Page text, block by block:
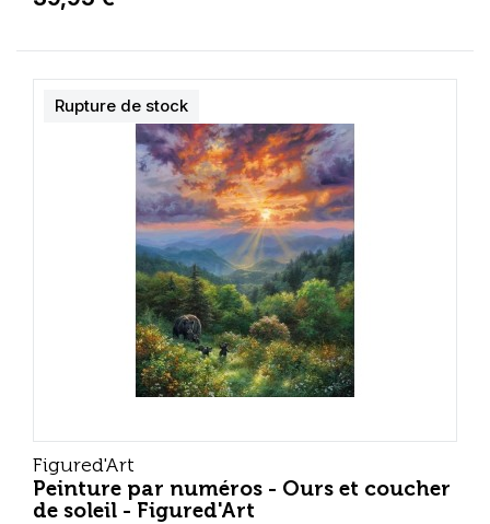
Figured'Art
Peinture par numéros - Ours et coucher
de soleil - Figured'Art
Rupture de stock